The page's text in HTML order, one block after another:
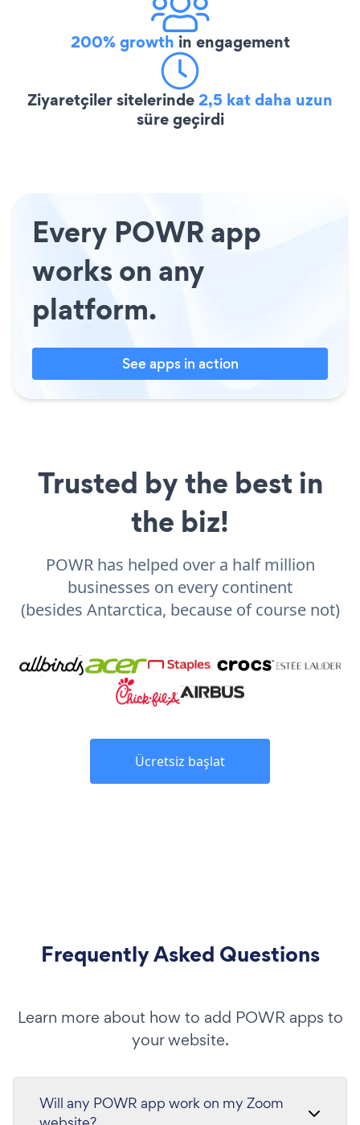
200% growth in engagement
Ziyaretçiler sitelerinde2,5 kat daha uzun
süre geçirdi
Every POWR app
works on any
platform.
See apps in action
Trusted by the best in
the biz!
POWR has helped over a half million
businesses on every continent
(besides Antarctica, because of course not)
Ücretsiz başlat
Frequently Asked Questions
Learn more about how to add POWR apps to
your website.
Will any POWR app work on my Zoom